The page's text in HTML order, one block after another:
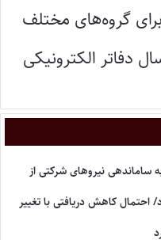
گروه‌های مختلف
دفاتر الکترونیکی
ساماندهی نیروهای شرکتی از
احتمال کاهش دریافتی با تغییر